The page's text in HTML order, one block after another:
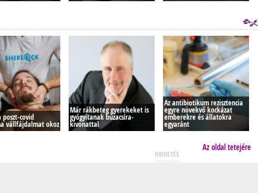
poszt-covid
vállfájdalmat okoz
Már rákbeteg gyerekeket is
gyógyítanak búzacsíra-
kivonattal
Az antibiotikum rezisztencia
egyre növekvő kockázat
emberekre és állatokra
egyaránt
Az oldal tetejére
HIRDETÉS